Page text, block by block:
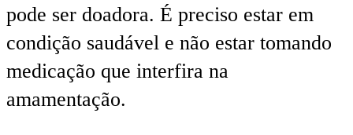
pode ser doadora. É preciso estar em
condição saudável e não estar tomando
medicação que interfira na
amamentação.